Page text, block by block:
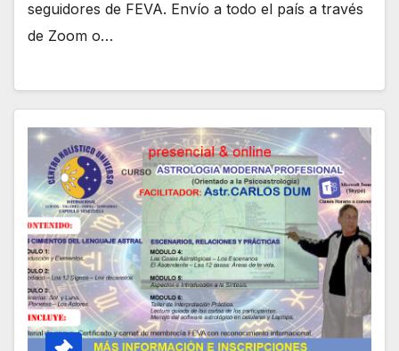
seguidores de FEVA. Envío a todo el país a través
de Zoom o…